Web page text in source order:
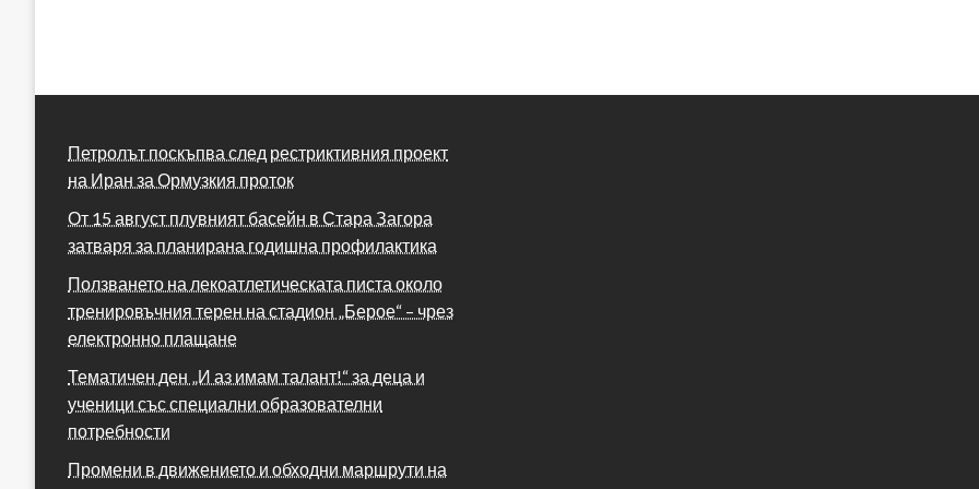
Петролът поскъпва след рестриктивния проект
на Иран за Ормузкия проток
От 15 август плувният басейн в Стара Загора
затваря за планирана годишна профилактика
Ползването на лекоатлетическата писта около
тренировъчния терен на стадион „Берое“ – чрез
електронно плащане
Тематичен ден „И аз имам талант!“ за деца и
ученици със специални образователни
потребности
Промени в движението и обходни маршрути на